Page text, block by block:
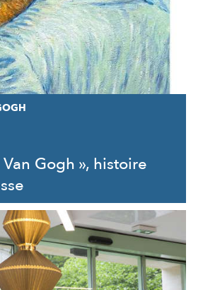
Gogh », histoire